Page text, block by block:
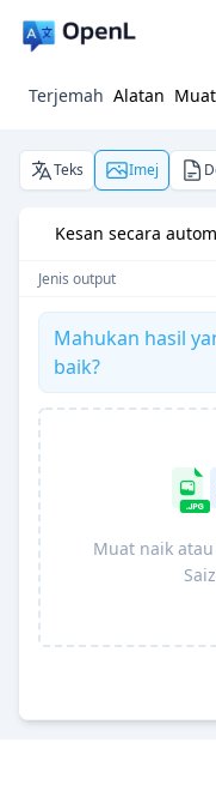
Terjemah Alatan
Teks Imej
Kesan secara
Jenis output
Mahukan hasil
baik?
Muat naik